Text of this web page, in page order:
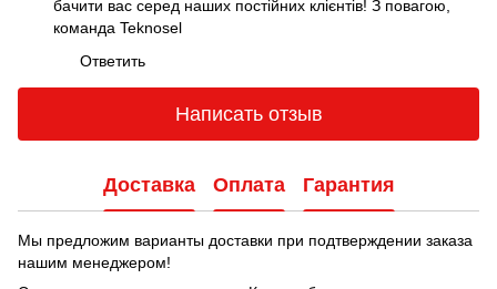
бачити вас серед наших постійних клієнтів! З повагою,
команда Teknosel
Ответить
Написать отзыв
Доставка Оплата Гарантия
Мы предложим варианты доставки при подтверждении заказа
нашим менеджером!